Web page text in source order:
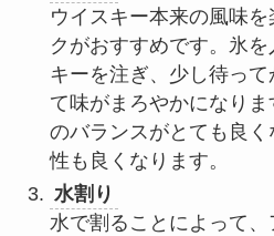
ウイスキー本来の風味
クがおすすめです。氷
キーを注ぎ、少し待っ
て味がまろやかになり
のバランスがとても良
性も良くなります。
水割り
水で割ることによって